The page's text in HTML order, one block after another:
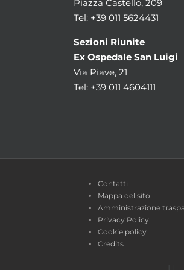
Piazza Castello, 209
Tel: +39 011 5624431
Sezioni Riunite
Ex Ospedale San Luigi
Via Piave, 21
Tel: +39 011 4604111
Contatti
Mappa del sito
Amministrazione
Privacy Policy
Cookie policy
Credits